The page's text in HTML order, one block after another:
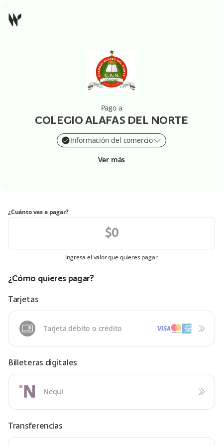
Pago a
COLEGIO ALAFAS DEL NORTE
Información del comercio
Ver más
¿Cuánto vas a pagar?
Ingresa el valor que quieres pagar
¿Cómo quieres pagar?
Tarjetas
Tarjeta débito o crédito
Billeteras digitales
Nequi
Transferencias